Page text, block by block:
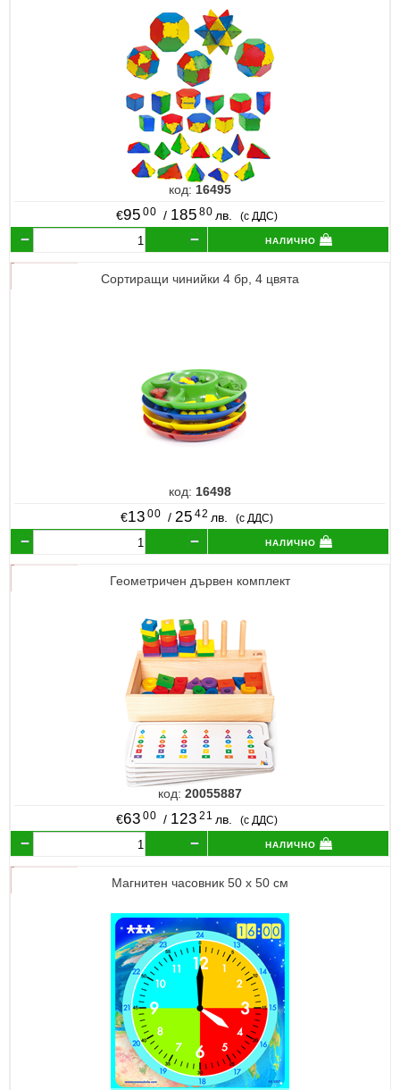
код: 16495
€95 00 / 185 80 лв. (с ДДС)
налично
Сортиращи чинийки 4 бр, 4 цвята
код: 16498
€13 00 / 25 42 лв. (с ДДС)
налично
Геометричен дървен комплект
код: 20055887
€63 00 / 123 21 лв. (с ДДС)
налично
Магнитен часовник 50 х 50 см